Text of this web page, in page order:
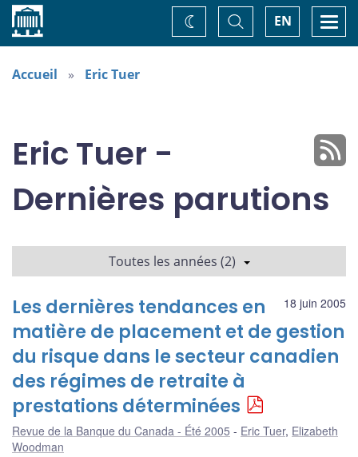
Accueil EN
Basculer
la
recherche
Changez
de
Accueil Eric Tuer
Eric Tuer -
Dernières parutions
Toutes les années (2)
18 juin 2005
Les dernières tendances en
matière de placement et de gestion
du risque dans le secteur canadien
des régimes de retraite à
prestations déterminées
Revue de la Banque du Canada - Été 2005 Eric Tuer, Elizabeth
Woodman